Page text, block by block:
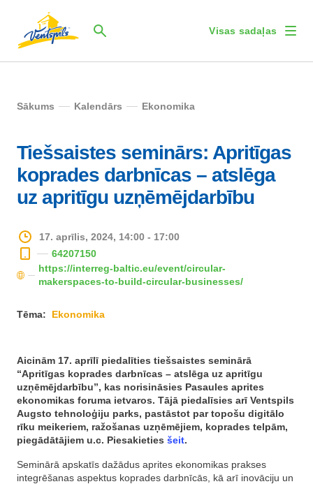
Visas sadaļas
Sākums Kalendārs Ekonomika
Tiešsaistes seminārs: Apritīgas
koprades darbnīcas – atslēga
uz apritīgu uzņēmējdarbību
17. aprīlis, 2024, 14:00 - 17:00
64207150
https://interreg-baltic.eu/event/circular-
makerspaces-to-build-circular-businesses/
Tēma: Ekonomika
Aicinām 17. aprīlī piedalīties tiešsaistes seminārā
“Apritīgas koprades darbnīcas – atslēga uz apritīgu
uzņēmējdarbību”, kas norisināsies Pasaules aprites
ekonomikas foruma ietvaros. Tājā piedalīsies arī Ventspils
Augsto tehnoloģiju parks, pastāstot par topošu digitālo
rīku meikeriem, ražošanas uzņēmējiem, koprades telpām,
piegādātājiem u.c. Piesakieties šeit.
Seminārā apskatīs dažādus aprites ekonomikas prakses
integrēšanas aspektus koprades darbnīcās, kā arī inovāciju un